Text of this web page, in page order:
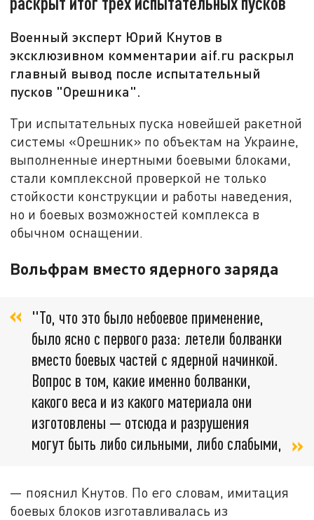
Военный эксперт Юрий Кнутов в
эксклюзивном комментарии aif.ru раскрыл
главный вывод после испытательный
пусков "Орешника".
Три испытательных пуска новейшей ракетной
системы «Орешник» по объектам на Украине,
выполненные инертными боевыми блоками,
стали комплексной проверкой не только
стойкости конструкции и работы наведения,
но и боевых возможностей комплекса в
обычном оснащении.
Вольфрам вместо ядерного заряда
"То, что это было небоевое применение,
было ясно с первого раза: летели болванки
вместо боевых частей с ядерной начинкой.
Вопрос в том, какие именно болванки,
какого веса и из какого материала они
изготовлены — отсюда и разрушения
могут быть либо сильными, либо слабыми,
— пояснил Кнутов. По его словам, имитация
боевых блоков изготавливалась из